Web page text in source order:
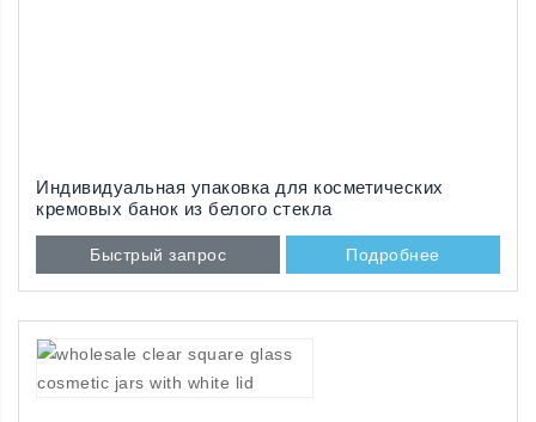
Индивидуальная упаковка для косметических
кремовых банок из белого стекла
Быстрый запрос Подробнее